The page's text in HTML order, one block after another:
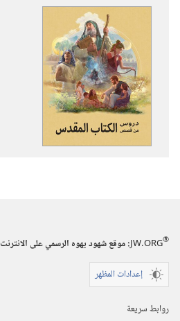
JW.ORG®
:‏ موقع شهود يهوه الرسمي على الانترنت
إعدادات المظهر
روابط سريعة